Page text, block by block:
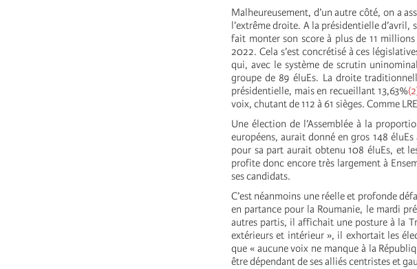
Malheureusement, d’un autre côté, on a
l’extrême droite. A la présidentielle
fait monter son score à plus de 11
2022. Cela s’est concrétisé à ces
qui, avec le système de scrutin
groupe de 89 éluEs. La droite
présidentielle, mais en recueillant 13,63%
voix, chutant de 112 à 61 sièges. Comme
Une élection de l’Assemblée à la
européens, aurait donné en gros 148
pour sa part aurait obtenu 108 éluEs, et
profite donc encore très largement à
ses candidats.
C’est néanmoins une réelle et profonde
en partance pour la Roumanie, le mardi
autres partis, il affichait une posture à la
extérieurs et intérieur », il exhortait les
que « aucune voix ne manque à la
être dépendant de ses alliés centristes et